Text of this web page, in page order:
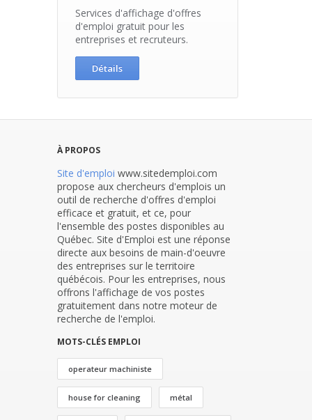
Services d'affichage d'offres
d'emploi gratuit pour les
entreprises et recruteurs.
Détails
À PROPOS
Site d'emploi www.sitedemploi.com
propose aux chercheurs d'emplois un
outil de recherche d'offres d'emploi
efficace et gratuit, et ce, pour
l'ensemble des postes disponibles au
Québec. Site d'Emploi est une réponse
directe aux besoins de main-d'oeuvre
des entreprises sur le territoire
québécois. Pour les entreprises, nous
offrons l'affichage de vos postes
gratuitement dans notre moteur de
recherche de l'emploi.
MOTS-CLÉS EMPLOI
operateur machiniste
house for cleaning métal